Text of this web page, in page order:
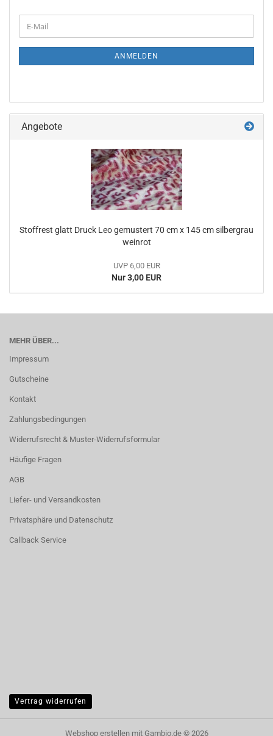
ZUR
E-
Mail
ANMELDEN
Angebote
Stoffrest glatt Druck Leo gemustert 70 cm x 145 cm silbergrau
weinrot
UVP 6,00 EUR
Nur 3,00 EUR
MEHR ÜBER...
Impressum
Gutscheine
Kontakt
Zahlungsbedingungen
Widerrufsrecht & Muster-Widerrufsformular
Häufige Fragen
AGB
Liefer- und Versandkosten
Privatsphäre und Datenschutz
Callback Service
Vertrag widerrufen
Webshop erstellenmit Gambio.de © 2026